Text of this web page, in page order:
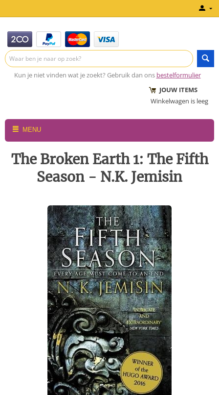
Kun je niet vinden wat je zoekt? Gebruik dan ons bestelformulier
JOUW ITEMS
Winkelwagen is leeg
MENU
The Broken Earth 1: The Fifth
Season - N.K. Jemisin